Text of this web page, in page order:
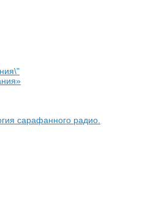
сарафанного радио.